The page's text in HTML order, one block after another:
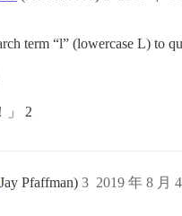
term “l” (lowercase L) to
」 2
Pfaffman) 2019 年 8 月
3